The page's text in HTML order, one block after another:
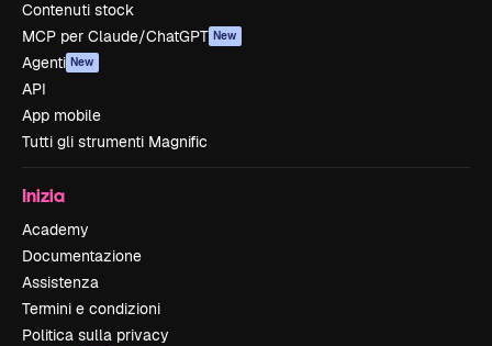
Contenuti stock
MCP per Claude/ChatGPT New
Agenti New
API
App mobile
Tutti gli strumenti Magnific
Inizia
Academy
Documentazione
Assistenza
Termini e condizioni
Politica sulla privacy